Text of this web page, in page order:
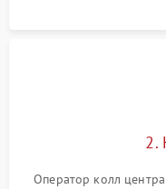
2.
Оператор колл